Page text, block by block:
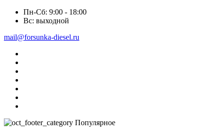
Пн-Сб: 9:00 - 18:00
Вс: выходной
mail@forsunka-diesel.ru
Популярное